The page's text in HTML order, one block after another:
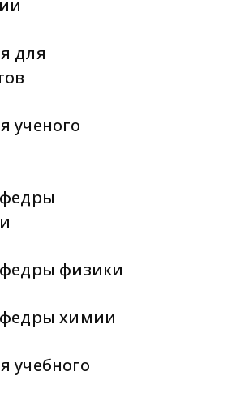
для
ученого
физики
химии
учебного